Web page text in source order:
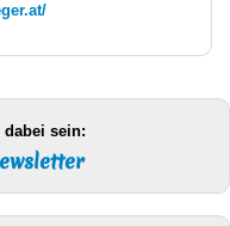
dabei sein: